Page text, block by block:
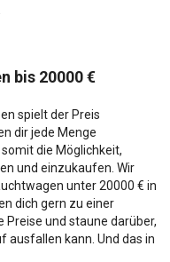
bis 20000 €
spielt der Preis
dir jede Menge
die Möglichkeit,
und einzukaufen. Wir
unter 20000 € in
dich gern zu einer
Preise und staune darüber,
ausfallen kann. Und das in